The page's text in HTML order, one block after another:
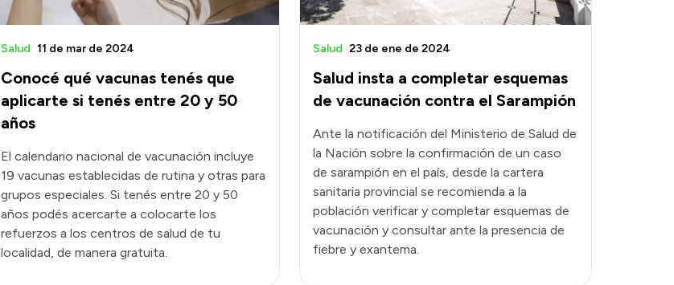
Conocé qué vacunas tenés que
aplicarte si tenés entre 20 y 50
años
Salud 11 de mar de 2024
El calendario nacional de vacunación incluye
19 vacunas establecidas de rutina y otras para
grupos especiales. Si tenés entre 20 y 50
años podés acercarte a colocarte los
refuerzos a los centros de salud de tu
localidad, de manera gratuita.
Salud insta a completar esquemas
de vacunación contra el Sarampión
Salud 23 de ene de 2024
Ante la notificación del Ministerio de Salud de
la Nación sobre la confirmación de un caso
de sarampión en el país, desde la cartera
sanitaria provincial se recomienda a la
población verificar y completar esquemas de
vacunación y consultar ante la presencia de
fiebre y exantema.